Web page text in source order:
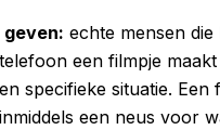
geven: echte mensen
een filmpje
specifieke situatie.
een neus voor